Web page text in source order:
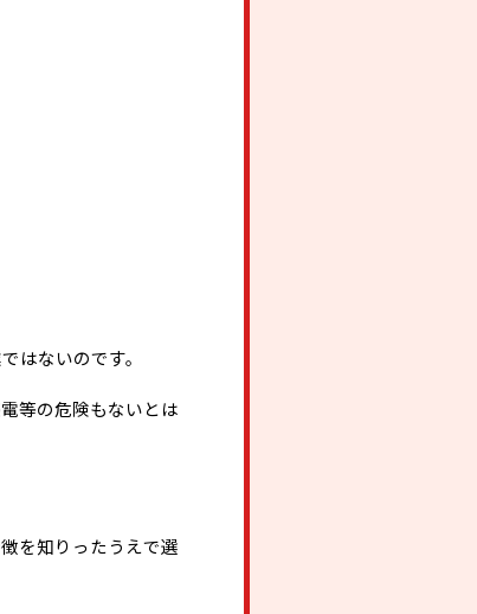
はないのです。
等の危険もないとは
を知りったうえで選